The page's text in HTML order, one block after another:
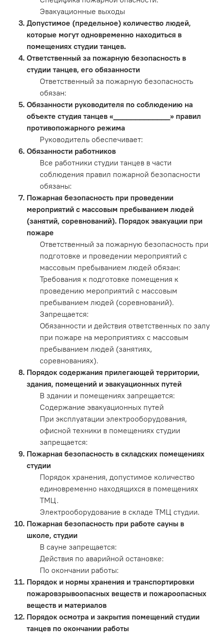
Эвакуационные выходы
Допустимое (предельное) количество людей,
которые могут одновременно находиться в
помещениях студии танцев.
Ответственный за пожарную безопасность в
студии танцев, его обязанности
Ответственный за пожарную безопасность
обязан:
Обязанности руководителя по соблюдению на
объекте студия танцев «_____________» правил
противопожарного режима
Руководитель обеспечивает:
Обязанности работников
Все работники студии танцев в части
соблюдения правил пожарной безопасности
обязаны:
Пожарная безопасность при проведении
мероприятий с массовым пребыванием людей
(занятий, соревнований). Порядок эвакуации при
пожаре
Ответственный за пожарную безопасность при
подготовке и проведении мероприятий с
массовым пребыванием людей обязан:
Требования к подготовке помещения к
проведению мероприятий с массовым
пребыванием людей (соревнований).
Запрещается:
Обязанности и действия ответственных по залу
при пожаре на мероприятиях с массовым
пребыванием людей (занятиях,
соревнованиях).
Порядок содержания прилегающей территории,
здания, помещений и эвакуационных путей
В здании и помещениях запрещается:
Содержание эвакуационных путей
При эксплуатации электрооборудования,
офисной техники в помещениях студии
запрещается:
Пожарная безопасность в складских помещениях
студии
Порядок хранения, допустимое количество
единовременно находящихся в помещениях
ТМЦ.
Электрооборудование в складе ТМЦ студии.
Пожарная безопасность при работе сауны в
школе, студии
В сауне запрещается:
Действия по аварийной остановке:
По окончании работы:
Порядок и нормы хранения и транспортировки
пожаровзрывоопасных веществ и пожароопасных
веществ и материалов
Порядок осмотра и закрытия помещений студии
танцев по окончании работы